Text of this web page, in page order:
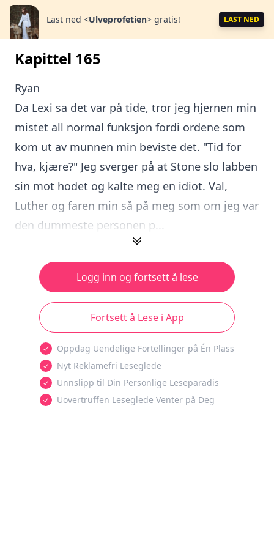
Last ned <Ulveprofetien> gratis! LAST NED
Kapittel 165
Ryan
Da Lexi sa det var på tide, tror jeg hjernen min
mistet all normal funksjon fordi ordene som
kom ut av munnen min beviste det. "Tid for
hva, kjære?" Jeg sverger på at Stone slo labben
sin mot hodet og kalte meg en idiot. Val,
Luther og faren min så på meg som om jeg var
den dummeste personen p...
Logg inn og fortsett å lese
Fortsett å Lese i App
Oppdag Uendelige Fortellinger på Én Plass
Nyt Reklamefri Leseglede
Unnslipp til Din Personlige Leseparadis
Uovertruffen Leseglede Venter på Deg